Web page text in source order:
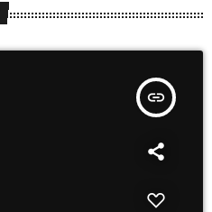
insert_link